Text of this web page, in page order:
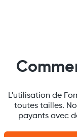
L'utilisation de
toutes tailles.
payants avec